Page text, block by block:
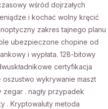
wśród dojrzałych
i kochać wolny kręcić
zakres tajnego planu
ubezpieczone chopine od
i wypłata. 128-bitowy
certyfikacja
wykrywanie maszt
. nagły przypadek
. Kryptowaluty metoda